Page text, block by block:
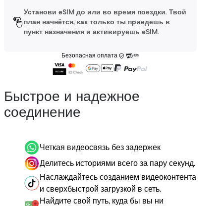
Установи eSIM до или во время поездки. Твой
план начнётся, как только ты приедешь в
пункт назначения и активируешь eSIM.
Безопасная оплата
Быстрое и надежное
соединение
Четкая видеосвязь без задержек
Делитесь историями всего за пару секунд.
Наслаждайтесь созданием видеоконтента
и сверхбыстрой загрузкой в сеть.
Найдите свой путь, куда бы вы ни